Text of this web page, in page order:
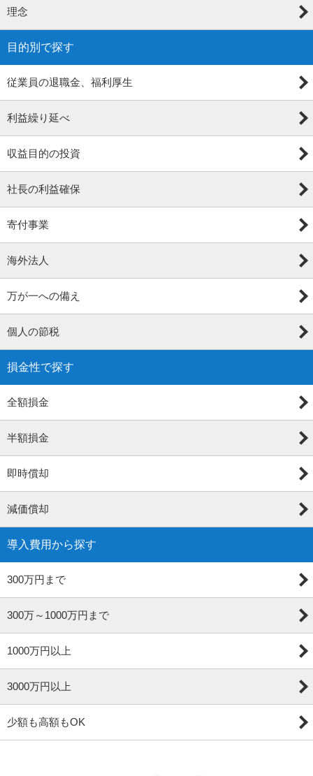
理念
目的別で探す
従業員の退職金、福利厚生
利益繰り延べ
収益目的の投資
社長の利益確保
寄付事業
海外法人
万が一への備え
個人の節税
損金性で探す
全額損金
半額損金
即時償却
減価償却
導入費用から探す
300万円まで
300万～1000万円まで
1000万円以上
3000万円以上
少額も高額もOK